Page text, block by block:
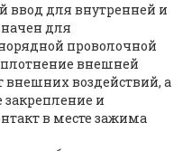
ввод для внутренней и
для
проволочной
внешней
внешних воздействий, а
и
в месте зажима